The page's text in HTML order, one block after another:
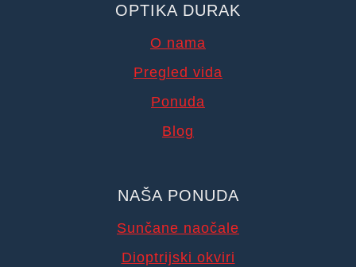
OPTIKA DURAK
O nama
Pregled vida
Ponuda
Blog
NAŠA PONUDA
Sunčane naočale
Dioptrijski okviri